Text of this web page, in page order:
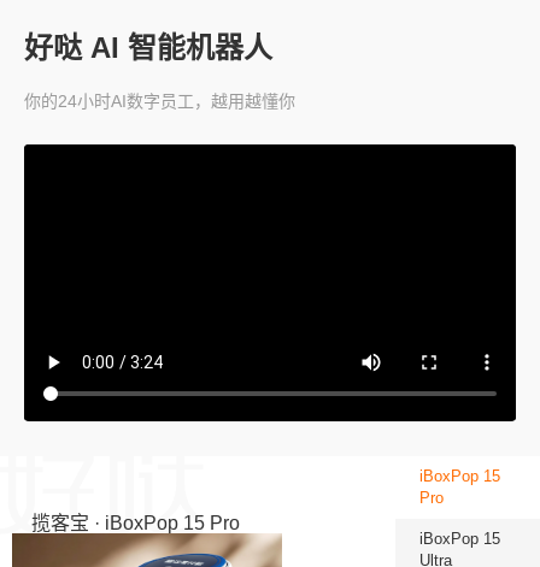
好哒 AI 智能机器人
你的24小时AI数字员工，越用越懂你
揽客宝 · iBoxPop 15 Pro
iBoxPop 15
Pro
iBoxPop 15
Ultra